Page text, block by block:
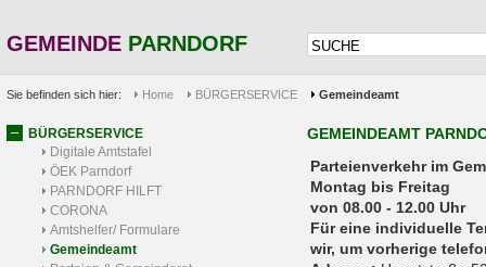
GEMEINDE PARNDORF
Sie befinden sich hier: Home BÜRGERSERVICE Gemeindeamt
BÜRGERSERVICE
Digitale Amtstafel
ÖEK Parndorf
PARNDORF HILFT
CORONA
Amtshelfer/ Formulare
Gemeindeamt
GEMEINDEAMT
Parteienverkehr
Montag bis Freitag
von 08.00 - 12.00 Uhr
Für eine individuelle
wir, um vorherige